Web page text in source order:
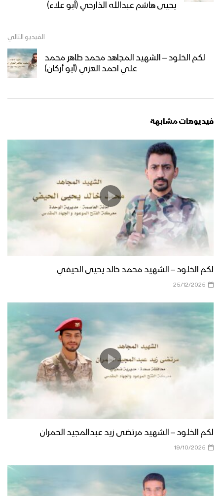
يحيى هاشم عبدالله الذارحي (أبو علاء)
الفيديو التالي
لكم الخلود – الشهيد المجاهد محمد طاهر محمد
علي احمد العزي (أبو أركان)
فيديوهات مشابهة
لكم الخلود – الشهيد محمد خالد يحيى الحيفي
25/12/2025
لكم الخلود – الشهيد مرتضى زيد عبدالمجيد الحمران
19/10/2025